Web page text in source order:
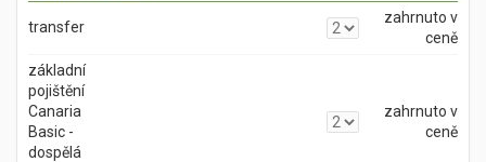
transfer
zahrnuto v
ceně
základní
pojištění
Canaria
Basic -
dospělá
zahrnuto v
ceně